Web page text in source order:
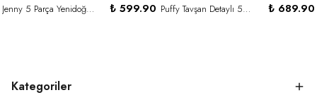
Jenny 5 Parça Yenidoğan Set-BEYAZ ₺ 599.90 Puffy Tavşan Detaylı 5 Parça Set - LİLA ₺ 689.90
Kategoriler